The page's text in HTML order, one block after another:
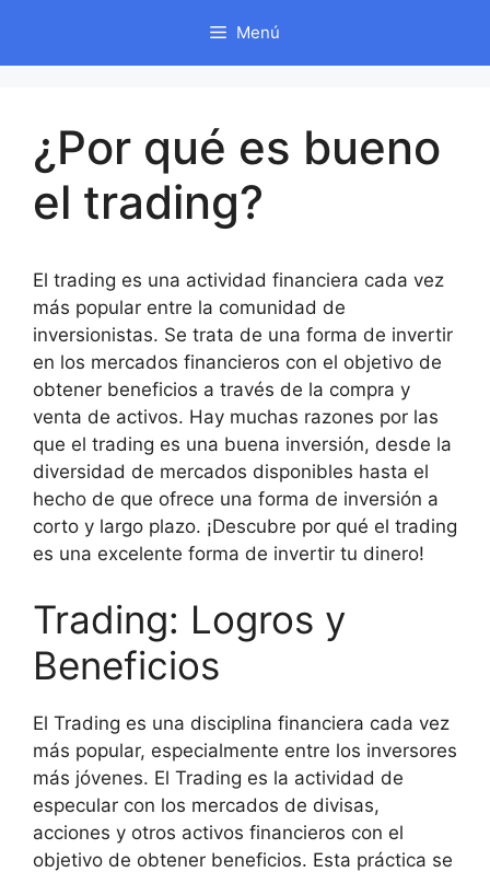
contenido
Menú
¿Por qué es bueno
el trading?
El trading es una actividad financiera cada vez
más popular entre la comunidad de
inversionistas. Se trata de una forma de invertir
en los mercados financieros con el objetivo de
obtener beneficios a través de la compra y
venta de activos. Hay muchas razones por las
que el trading es una buena inversión, desde la
diversidad de mercados disponibles hasta el
hecho de que ofrece una forma de inversión a
corto y largo plazo. ¡Descubre por qué el trading
es una excelente forma de invertir tu dinero!
Trading: Logros y
Beneficios
El Trading es una disciplina financiera cada vez
más popular, especialmente entre los inversores
más jóvenes. El Trading es la actividad de
especular con los mercados de divisas,
acciones y otros activos financieros con el
objetivo de obtener beneficios. Esta práctica se